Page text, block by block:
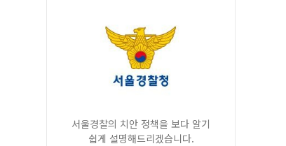
서울경찰의 치안 정책을 보다 알기
쉽게 설명해드리겠습니다.